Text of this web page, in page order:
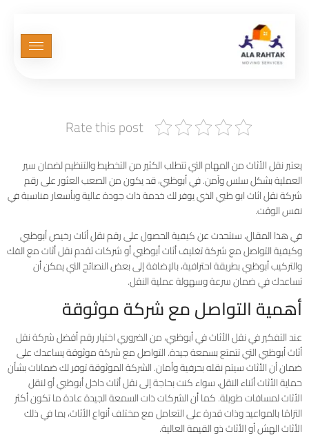
Rate this post
يعتبر نقل الأثاث من المهام التي تتطلب الكثير من التخطيط والتنظيم لضمان سير
العملية بشكل سلس وآمن. في أبوظبي، قد يكون من الصعب العثور على رقم
شركة نقل اثاث ابو ظبي الذي يوفر لك خدمة ذات جودة عالية وبأسعار مناسبة في
نفس الوقت.
في هذا المقال، سنتحدث عن كيفية الحصول على رقم نقل أثاث رخيص أبوظبي
وكيفية التواصل مع شركة تغليف أثاث أبوظبي أو شركات تقدم نقل أثاث مع الفك
والتركيب أبوظبي بطريقة احترافية، بالإضافة إلى بعض النصائح التي يمكن أن
تساعدك في ضمان سرعة وسهولة عملية النقل.
أهمية التواصل مع شركة موثوقة
عند التفكير في نقل الأثاث في أبوظبي، من الضروري اختيار رقم أفضل شركة نقل
أثاث أبوظبي التي تتمتع بسمعة جيدة. التواصل مع شركة موثوقة يساعدك على
ضمان أن الأثاث سيتم نقله بحرفية وأمان. الشركة الموثوقة توفر لك ضمانات بشأن
حماية الأثاث أثناء النقل، سواء كنت بحاجة إلى نقل أثاث داخل أبوظبي أو لنقل
الأثاث لمسافات طويلة. كما أن الشركات ذات السمعة الجيدة عادة ما تكون أكثر
التزامًا بالمواعيد وذات قدرة على التعامل مع مختلف أنواع الأثاث، بما في ذلك
الأثاث الهش أو الأثاث ذو القيمة العالية.